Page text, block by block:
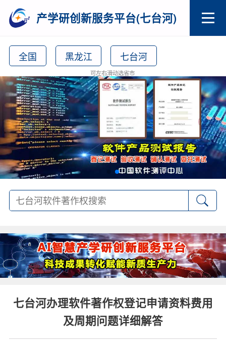
产学研创新服务平台(七台河)
全国 黑龙江 七台河
可左右滑动选省市
七台河办理软件著作权登记申请资料费用
及周期问题详细解答